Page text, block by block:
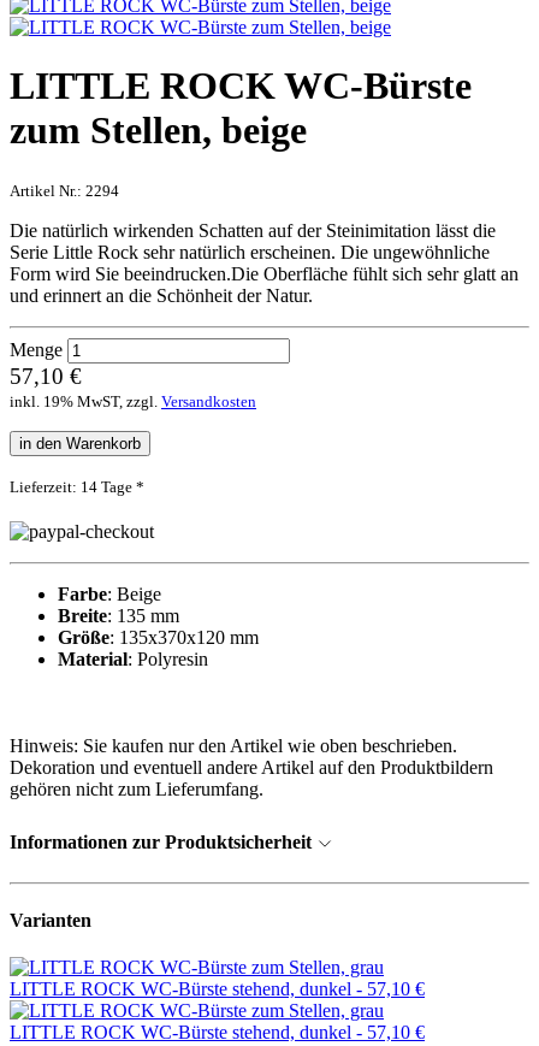
LITTLE ROCK WC-Bürste
zum Stellen, beige
Artikel Nr.: 2294
Die natürlich wirkenden Schatten auf der Steinimitation lässt die
Serie Little Rock sehr natürlich erscheinen. Die ungewöhnliche
Form wird Sie beeindrucken.Die Oberfläche fühlt sich sehr glatt an
und erinnert an die Schönheit der Natur.
Menge
57,10 €
inkl. 19% MwST, zzgl. Versandkosten
in den Warenkorb
Lieferzeit: 14 Tage *
Farbe: Beige
Breite: 135 mm
Größe: 135x370x120 mm
Material: Polyresin
Hinweis: Sie kaufen nur den Artikel wie oben beschrieben.
Dekoration und eventuell andere Artikel auf den Produktbildern
gehören nicht zum Lieferumfang.
Informationen zur Produktsicherheit
Varianten
LITTLE ROCK WC-Bürste stehend, dunkel - 57,10 €
LITTLE ROCK WC-Bürste stehend, dunkel - 57,10 €